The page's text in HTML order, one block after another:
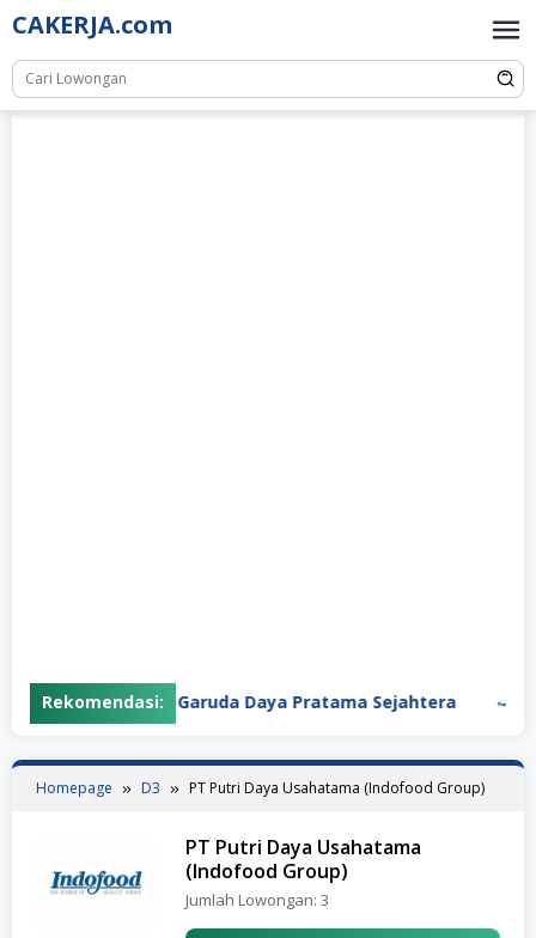
Skip
to
content
CAKERJA.com
Rekomendasi:PT Garuda Daya Pratama Sejahtera PT
Homepage D3 PT Putri Daya Usahatama (Indofood Group)
PT Putri Daya Usahatama
(Indofood Group)
Jumlah Lowongan: 3